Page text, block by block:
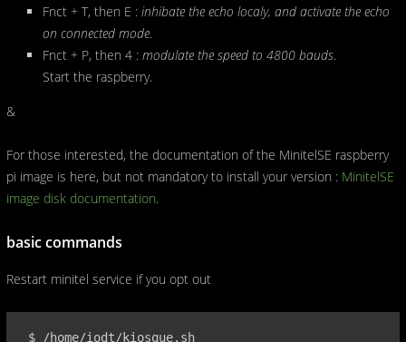
Fnct + T, then E : inhibate the echo localy, and activate the echo
on connected mode.
Fnct + P, then 4 : modulate the speed to 4800 bauds.
Start the raspberry.
&
For those interested, the documentation of the MinitelSE raspberry
pi image is here, but not mandatory to install your version : MinitelSE
image disk documentation.
basic commands
Restart minitel service if you opt out
$ /home/iodt/kiosque.sh